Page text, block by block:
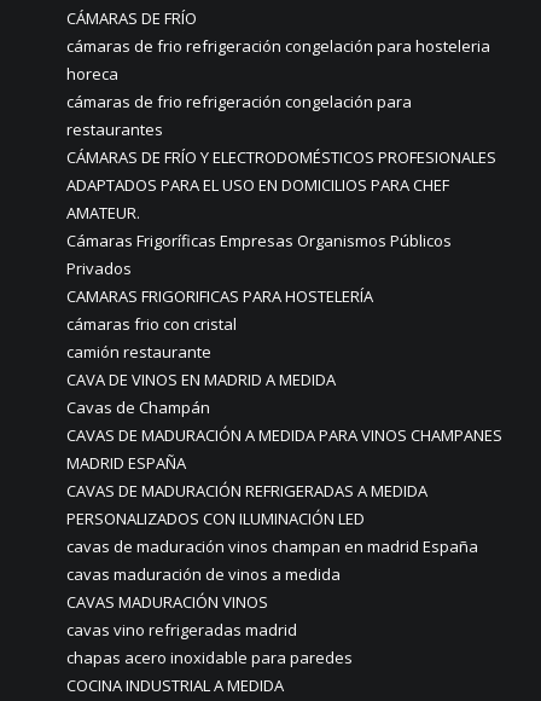
CÁMARAS DE FRÍO
cámaras de frio refrigeración congelación para hosteleria
horeca
cámaras de frio refrigeración congelación para
restaurantes
CÁMARAS DE FRÍO Y ELECTRODOMÉSTICOS PROFESIONALES
ADAPTADOS PARA EL USO EN DOMICILIOS PARA CHEF
AMATEUR.
Cámaras Frigoríficas Empresas Organismos Públicos
Privados
CAMARAS FRIGORIFICAS PARA HOSTELERÍA
cámaras frio con cristal
camión restaurante
CAVA DE VINOS EN MADRID A MEDIDA
Cavas de Champán
CAVAS DE MADURACIÓN A MEDIDA PARA VINOS CHAMPANES
MADRID ESPAÑA
CAVAS DE MADURACIÓN REFRIGERADAS A MEDIDA
PERSONALIZADOS CON ILUMINACIÓN LED
cavas de maduración vinos champan en madrid España
cavas maduración de vinos a medida
CAVAS MADURACIÓN VINOS
cavas vino refrigeradas madrid
chapas acero inoxidable para paredes
COCINA INDUSTRIAL A MEDIDA